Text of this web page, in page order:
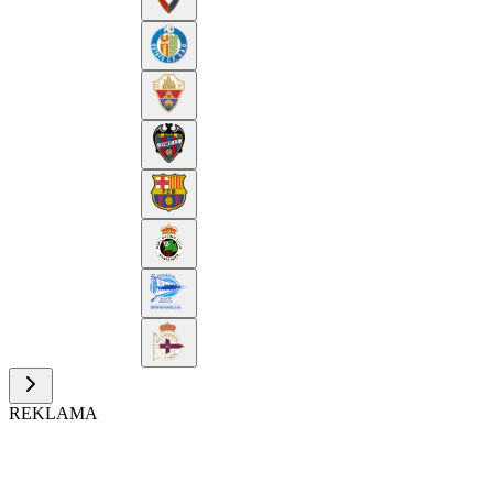
REKLAMA